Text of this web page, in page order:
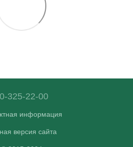
325-22-00
информация
версия сайта